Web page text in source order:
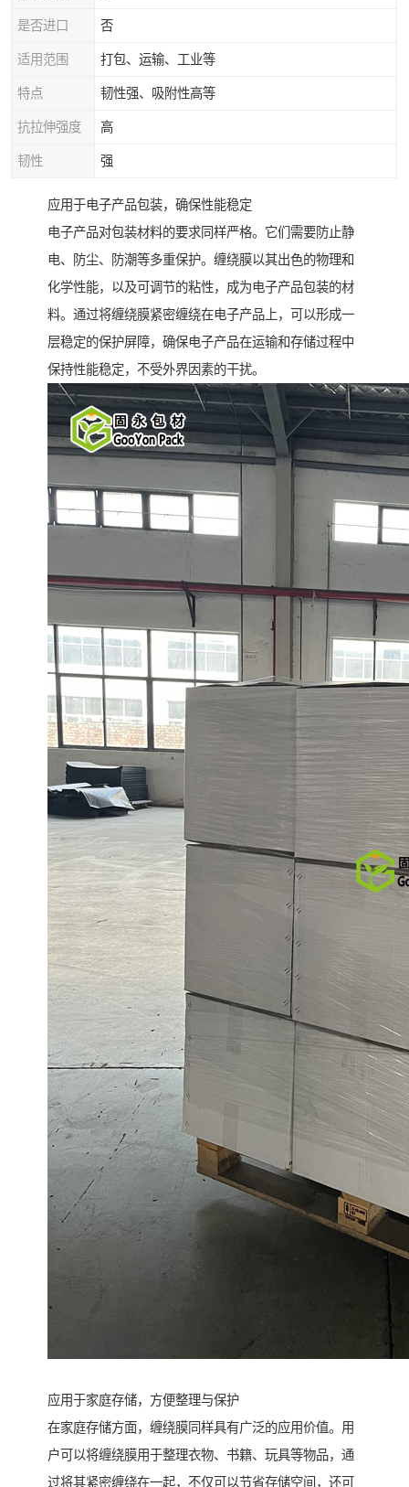
是否进口 否
适用范围 打包、运输、工业等
特点 韧性强、吸附性高等
抗拉伸强度 高
韧性 强
应用于电子产品包装，确保性能稳定
电子产品对包装材料的要求同样严格。它们需要防止静
电、防尘、防潮等多重保护。缠绕膜以其出色的物理和
化学性能，以及可调节的粘性，成为电子产品包装的材
料。通过将缠绕膜紧密缠绕在电子产品上，可以形成一
层稳定的保护屏障，确保电子产品在运输和存储过程中
保持性能稳定，不受外界因素的干扰。
应用于家庭存储，方便整理与保护
在家庭存储方面，缠绕膜同样具有广泛的应用价值。用
户可以将缠绕膜用于整理衣物、书籍、玩具等物品，通
过将其紧密缠绕在一起，不仅可以节省存储空间，还可